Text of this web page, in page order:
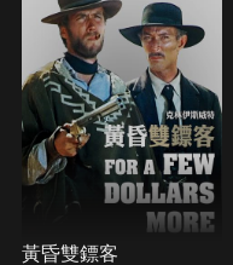
黃昏雙鏢客